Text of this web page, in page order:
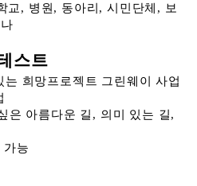
, 병원, 동아리, 시민단체, 보
스트
희망프로젝트 그린웨이 사업
은 아름다운 길, 의미 있는 길,
능